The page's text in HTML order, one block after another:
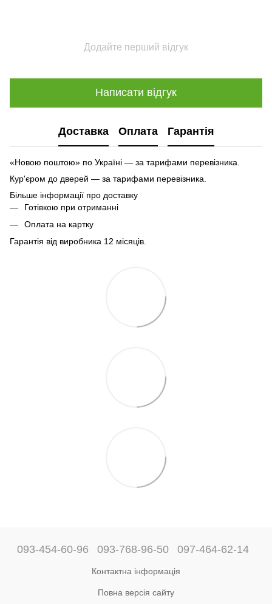
Додайте перший відгук
Написати відгук
Доставка Оплата Гарантія
«Новою поштою» по Україні — за тарифами перевізника.
Кур'єром до дверей — за тарифами перевізника.
Більше інформації про доставку
Готівкою при отриманні
Оплата на картку
Гарантія від виробника 12 місяців.
093-454-60-96 093-768-96-50 097-464-62-14
Контактна інформація
Повна версія сайту